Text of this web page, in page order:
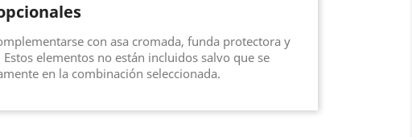
con asa cromada, funda protectora y
elementos no están incluidos salvo que se
en la combinación seleccionada.